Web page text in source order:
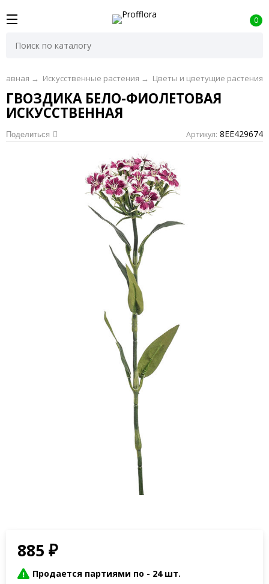
0
→ Искусственные растения → Цветы и цветущие растения
ГВОЗДИКА БЕЛО-ФИОЛЕТОВАЯ
ИСКУССТВЕННАЯ
Поделиться Артикул: 8EE429674
885₽
Продается партиями по - 24 шт.